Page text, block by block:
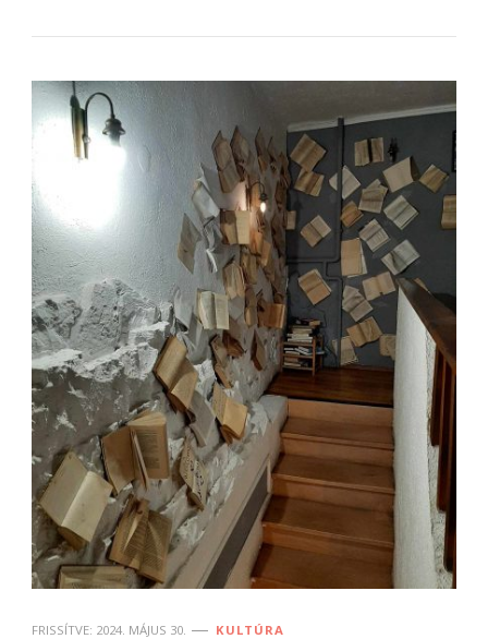
FRISSÍTVE: 2024. MÁJUS 30. KULTÚRA